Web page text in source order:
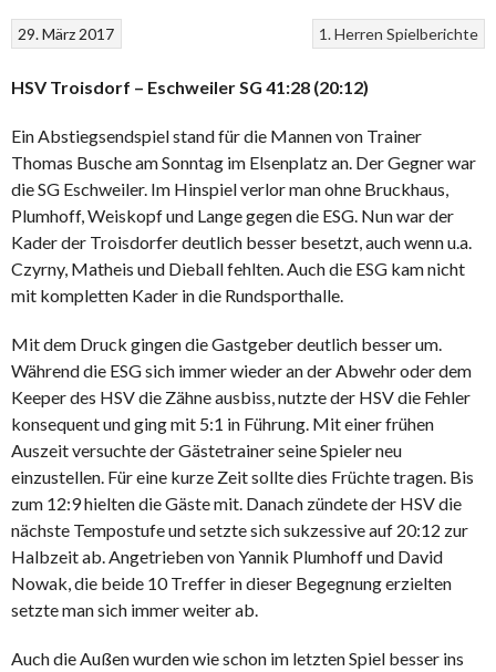
1. Herren Spielberichte
29. März 2017
HSV Troisdorf – Eschweiler SG 41:28 (20:12)
Ein Abstiegsendspiel stand für die Mannen von Trainer
Thomas Busche am Sonntag im Elsenplatz an. Der Gegner war
die SG Eschweiler. Im Hinspiel verlor man ohne Bruckhaus,
Plumhoff, Weiskopf und Lange gegen die ESG. Nun war der
Kader der Troisdorfer deutlich besser besetzt, auch wenn u.a.
Czyrny, Matheis und Dieball fehlten. Auch die ESG kam nicht
mit kompletten Kader in die Rundsporthalle.
Mit dem Druck gingen die Gastgeber deutlich besser um.
Während die ESG sich immer wieder an der Abwehr oder dem
Keeper des HSV die Zähne ausbiss, nutzte der HSV die Fehler
konsequent und ging mit 5:1 in Führung. Mit einer frühen
Auszeit versuchte der Gästetrainer seine Spieler neu
einzustellen. Für eine kurze Zeit sollte dies Früchte tragen. Bis
zum 12:9 hielten die Gäste mit. Danach zündete der HSV die
nächste Tempostufe und setzte sich sukzessive auf 20:12 zur
Halbzeit ab. Angetrieben von Yannik Plumhoff und David
Nowak, die beide 10 Treffer in dieser Begegnung erzielten
setzte man sich immer weiter ab.
Auch die Außen wurden wie schon im letzten Spiel besser ins